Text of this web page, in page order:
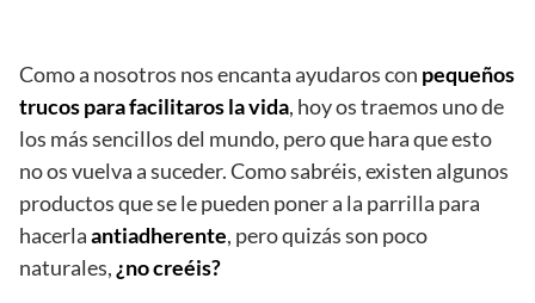
Como a nosotros nos encanta ayudaros con pequeños
trucos para facilitaros la vida, hoy os traemos uno de
los más sencillos del mundo, pero que hara que esto
no os vuelva a suceder. Como sabréis, existen algunos
productos que se le pueden poner a la parrilla para
hacerlaantiadherente, pero quizás son poco
naturales, ¿no creéis?